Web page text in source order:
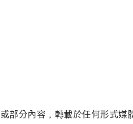
部分內容，轉載於任何形式媒